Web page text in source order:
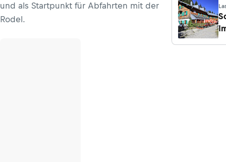
und als Startpunkt für Abfahrten mit der
Rodel.